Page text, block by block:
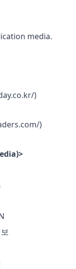
media.
)
)